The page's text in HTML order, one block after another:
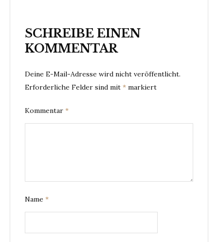
SCHREIBE EINEN
KOMMENTAR
Deine E-Mail-Adresse wird nicht veröffentlicht.
Erforderliche Felder sind mit * markiert
Kommentar *
Name *